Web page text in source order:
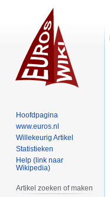
Hoofdpagina
www.euros.nl
Willekeurig Artikel
Statistieken
Help (link naar
Wikipedia)
Artikel zoeken of maken